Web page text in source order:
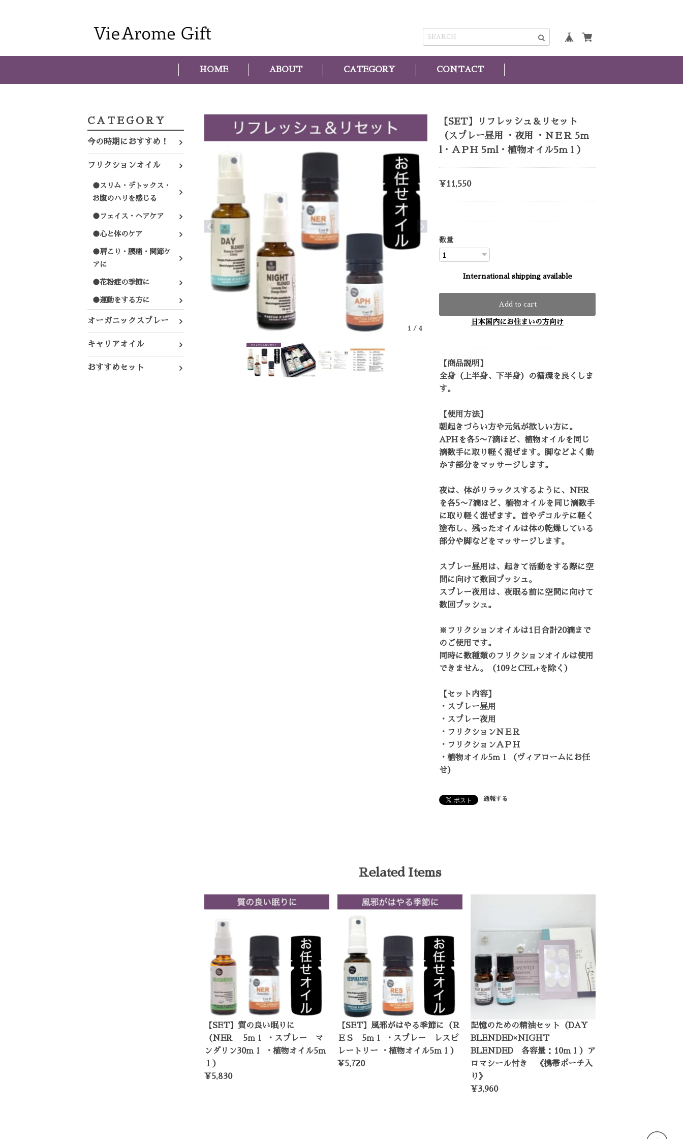
HOME ABOUT CATEGORY CONTACT
CATEGORY
今の時期におすすめ！
フリクションオイル
●スリム・デトックス・
お腹のハリを感じる
●フェイス・ヘアケア
●心と体のケア
●肩こり・腰痛・関節ケ
アに
●花粉症の季節に
●運動をする方に
オーガニックスプレー
キャリアオイル
おすすめセット
1 / 4
【SET】リフレッシュ＆リセット
（スプレー昼用 ・夜用 ・ＮＥＲ 5ｍ
l・ＡＰＨ 5ｍl・植物オイル5ｍｌ）
¥11,550
数量
International shipping available
Add to cart
日本国内にお住まいの方向け
【商品説明】
全身（上半身、下半身）の循環を良くしま
す。
【使用方法】
朝起きづらい方や元気が欲しい方に。
APHを各5〜7滴ほど、植物オイルを同じ
滴数手に取り軽く混ぜます。脚などよく動
かす部分をマッサージします。
夜は、体がリラックスするように、NER
を各5〜7滴ほど、植物オイルを同じ滴数手
に取り軽く混ぜます。首やデコルテに軽く
塗布し、残ったオイルは体の乾燥している
部分や脚などをマッサージします。
スプレー昼用は、起きて活動をする際に空
間に向けて数回プッシュ。
スプレー夜用は、夜眠る前に空間に向けて
数回プッシュ。
※フリクションオイルは1日合計20滴まで
のご使用です。
同時に数種類のフリクションオイルは使用
できません。（109とCEL+を除く）
【セット内容】
・スプレー昼用
・スプレー夜用
・フリクションＮＥＲ
・フリクションＡＰＨ
・植物オイル5ｍｌ（ヴィアロームにお任
せ）
通報する
Related Items
【SET】質の良い眠りに
（NER 5ｍｌ ・スプレー マ
ンダリン30ｍｌ ・植物オイル5ｍ
ｌ）
¥5,830
【SET】風邪がはやる季節に（Ｒ
ＥＳ 5ｍｌ ・スプレー レスピ
レートリー ・植物オイル5ｍｌ）
¥5,720
記憶のための精油セット（DAY
BLENDED×NIGHT
BLENDED 各容量：10ｍｌ）ア
ロマシール付き 《携帯ポーチ入
り》
¥3,960